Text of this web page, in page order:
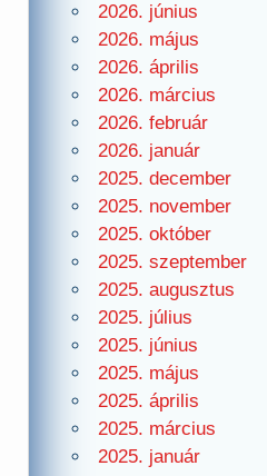
2026. június
2026. május
2026. április
2026. március
2026. február
2026. január
2025. december
2025. november
2025. október
2025. szeptember
2025. augusztus
2025. július
2025. június
2025. május
2025. április
2025. március
2025. január